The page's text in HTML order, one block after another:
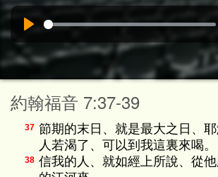
約翰福音 7:37-39
37 節期的末日、就是最大之日、耶
人若渴了、可以到我這裏來喝。
38 信我的人、就如經上所說、從